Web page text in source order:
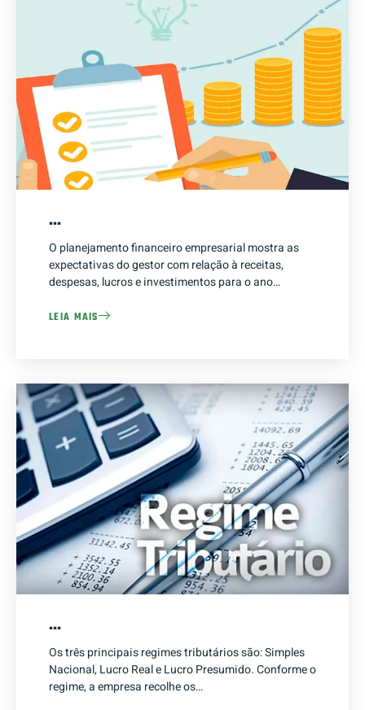
…
O planejamento financeiro empresarial mostra as
expectativas do gestor com relação à receitas,
despesas, lucros e investimentos para o ano…
LEIA MAIS
…
Os três principais regimes tributários são: Simples
Nacional, Lucro Real e Lucro Presumido. Conforme o
regime, a empresa recolhe os…